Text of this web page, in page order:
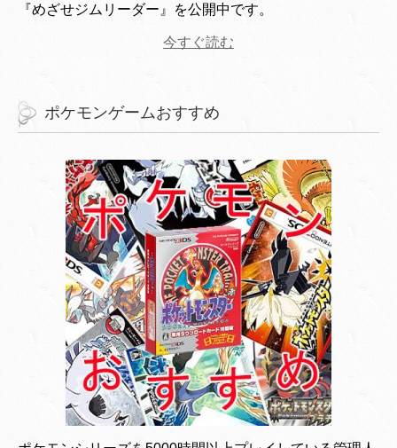
『めざせジムリーダー』を公開中です。
今すぐ読む
ポケモンゲームおすすめ